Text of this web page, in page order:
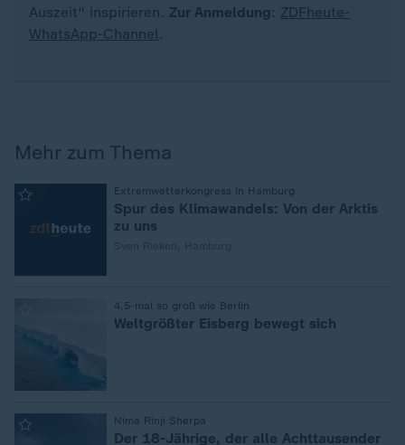
Auszeit" inspirieren. Zur Anmeldung : ZDFheute-
WhatsApp-Channel.
Mehr zum Thema
Extremwetterkongress in Hamburg
Spur des Klimawandels: Von der Arktis
zu uns
4,5-mal so groß wie Berlin
Weltgrößter Eisberg bewegt sich
Nima Rinji Sherpa
Der 18-Jährige, der alle Achttausender